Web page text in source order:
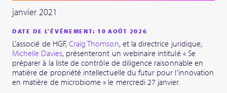
janvier 2021
DATE DE L'ÉVÉNEMENT: 10 AOÛT 2026
L’associé de HGF, Craig Thomson, et la directrice juridique,
Michelle Davies, présenteront un webinaire intitulé « Se
préparer à la liste de contrôle de diligence raisonnable en
matière de propriété intellectuelle du futur pour l’innovation
en matière de microbiome » le mercredi 27 janvier.